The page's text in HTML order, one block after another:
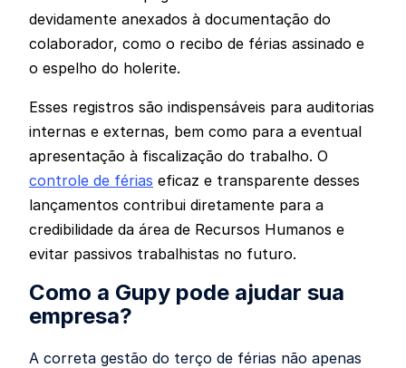
devidamente anexados à documentação do
colaborador, como o recibo de férias assinado e
o espelho do holerite.
Esses registros são indispensáveis para auditorias
internas e externas, bem como para a eventual
apresentação à fiscalização do trabalho. O
controle de férias eficaz e transparente desses
lançamentos contribui diretamente para a
credibilidade da área de Recursos Humanos e
evitar passivos trabalhistas no futuro.
Como a Gupy pode ajudar sua
empresa?
A correta gestão do terço de férias não apenas